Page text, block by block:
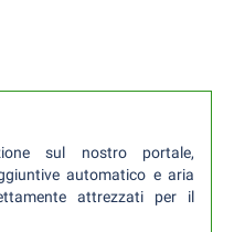
sul nostro portale,
automatico e aria
attrezzati per il